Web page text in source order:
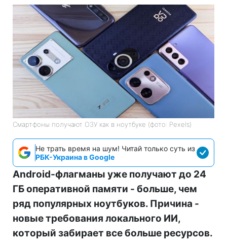
Смартфоны получают ОЗУ как в ноутбуке (фото: Pexels)
Не трать время на шум! Читай только суть из
РБК-Украина в Google
Android-флагманы уже получают до 24
ГБ оперативной памяти - больше, чем
ряд популярных ноутбуков. Причина -
новые требования локального ИИ,
который забирает все больше ресурсов.